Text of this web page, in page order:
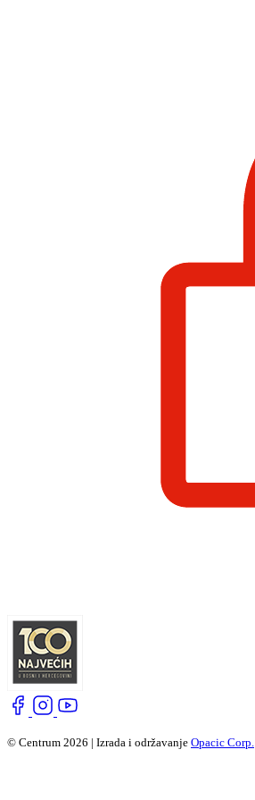
© Centrum 2026 | Izrada i održavanje Opacic Corp.